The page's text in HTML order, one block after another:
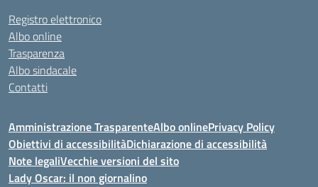
Registro elettronico
Albo online
Trasparenza
Albo sindacale
Contatti
Amministrazione TrasparenteAlbo onlinePrivacy Policy
Obiettivi di accessibilitàDichiarazione di accessibilità
Note legaliVecchie versioni del sito
Lady Oscar: il non giornalino